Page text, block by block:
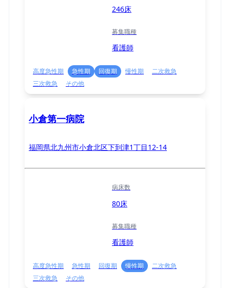
246床
募集職種
看護師
高度急性期 急性期 回復期 慢性期
二次救急
三次救急
その他
小倉第一病院
福岡県北九州市小倉北区下到津1丁目12-14
病床数
80床
募集職種
看護師
高度急性期 急性期 回復期 慢性期
二次救急
三次救急
その他